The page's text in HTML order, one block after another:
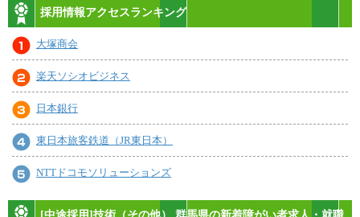
採用情報アクセスランキング
大塚商会
楽天ソシオビジネス
日本銀行
東日本旅客鉄道（JR東日本）
NTTドコモソリューションズ